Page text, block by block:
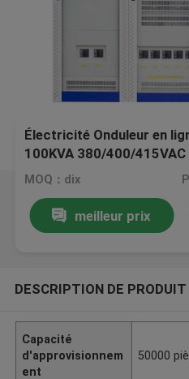
Électricité Onduleur en
100KVA 380/400/
numérique anti-surcharge
MOQ：dix
meilleur prix
DESCRIPTION DE PRODUIT
Capacité
d'approvisionnem
ent
50000